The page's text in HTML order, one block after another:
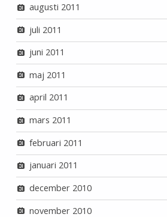
augusti 2011
juli 2011
juni 2011
maj 2011
april 2011
mars 2011
februari 2011
januari 2011
december 2010
november 2010